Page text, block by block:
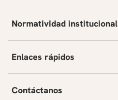
Normatividad institucional
Enlaces rápidos
Contáctanos